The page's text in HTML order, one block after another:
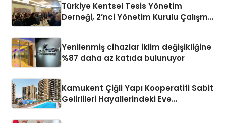
Türkiye Kentsel Tesis Yönetim
Derneği, 2’nci Yönetim Kurulu Çalışma
Yenilenmiş cihazlar iklim değişikliğine
%87 daha az katıda bulunuyor
Kamukent Çiğli Yapı Kooperatifi Sabit
Gelirlileri Hayallerindeki Eve